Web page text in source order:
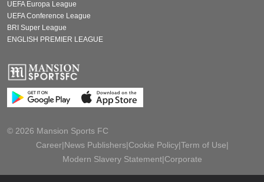
UEFA Europa League
UEFA Conference League
BRI Super League
ENGLISH PREMIER LEAGUE
© 2026 Mansion Sports FC
Career|News Publishers|Cookie Policy|Term of Use|
Modern Slavery Statement|Corporate